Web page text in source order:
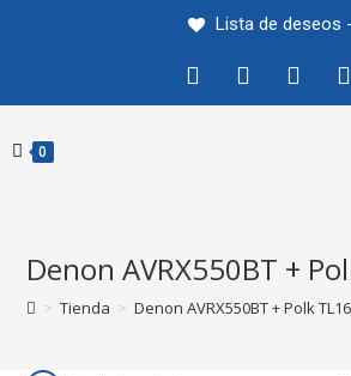
Lista de deseos -
0
Denon AVRX550BT +
> Tienda > Denon AVRX550BT + Polk